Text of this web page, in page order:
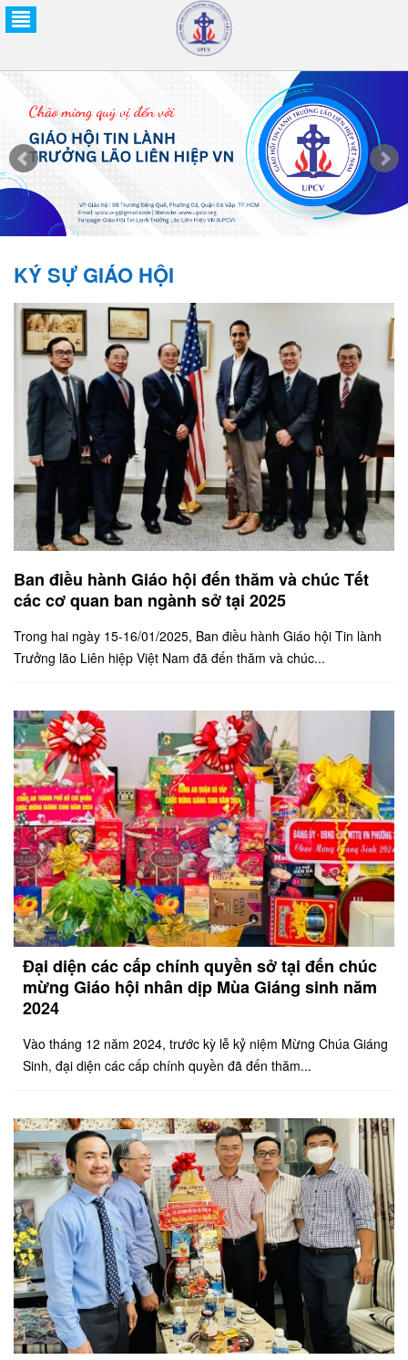
KÝ SỰ GIÁO HỘI
Ban điều hành Giáo hội đến thăm và chúc Tết
các cơ quan ban ngành sở tại 2025
Trong hai ngày 15-16/01/2025, Ban điều hành Giáo hội Tin lành
Trưởng lão Liên hiệp Việt Nam đã đến thăm và chúc...
Đại diện các cấp chính quyền sở tại đến chúc
mừng Giáo hội nhân dịp Mùa Giáng sinh năm
2024
Vào tháng 12 năm 2024, trước kỳ lễ kỷ niệm Mừng Chúa Giáng
Sinh, đại diện các cấp chính quyền đã đến thăm...